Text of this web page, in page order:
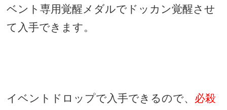
ベント専用覚醒メダルでドッカン覚醒させ
て入手できます。
イベントドロップで入手できるので、 必殺